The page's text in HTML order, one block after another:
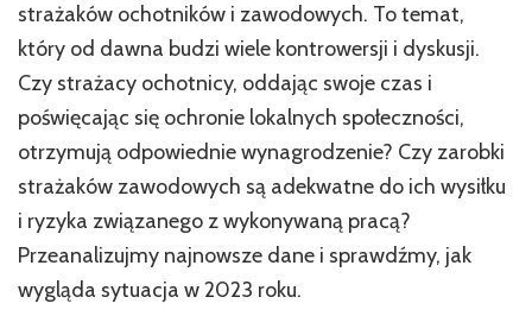
strażaków ochotników i zawodowych. To temat,
który od dawna budzi wiele kontrowersji i dyskusji.
Czy strażacy ochotnicy, oddając swoje czas i
poświęcając się ochronie lokalnych społeczności,
otrzymują odpowiednie wynagrodzenie? Czy zarobki
strażaków zawodowych są adekwatne do ich wysiłku
i ryzyka związanego z wykonywaną pracą?
Przeanalizujmy najnowsze dane i sprawdźmy, jak
wygląda sytuacja w 2023 roku.